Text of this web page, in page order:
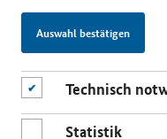
Auswahl bestätigen
Technisch
Statistik